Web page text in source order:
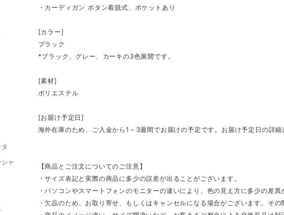
ャ
・カーディガン ボタン着脱式、ポケットあり
[カラー]
ブラック
*ブラック、グレー、カーキの3色展開です。
[素材]
ポリエステル
[お届け予定日]
海外在庫のため、ご入金から1～3週間でお届けの予定です。お届け予定日の詳
【商品とご注文についてのご注意】
・サイズ表記と実際の商品に多少の誤差が出ることがございます。
・パソコンやスマートフォンのモニターの違いにより、色の見え方に多少の差異
・欠品のため、お取り寄せ、もしくはキャンセルになる場合がございます。その